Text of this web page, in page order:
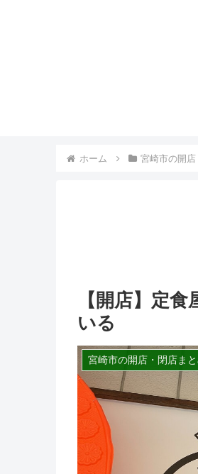
ホーム 宮崎市の開
【開店】定
いる
宮崎市の開店・閉店ま